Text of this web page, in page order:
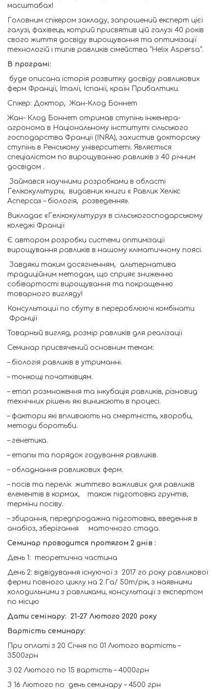
масштабах!
Головним спікером закладу, запрошений експерт цієї
галузі, фахівець, котрий присвятив цій галузі 40 років
свого життя досвіду вирощування та оптимізації
технологій і типів равликів сімейства “Helix Aspersa”.
В програмі:
буде описана історія розвитку досвіду равликових
ферм Франції, Італії, Іспанії, країн Прибалтики.
Спікер: Доктор, Жан-Клод Боннет
Жан- Клод Боннет отримав ступінь інженера-
агронома в Національному інституті сільського
господарства Франції (INRA), захистив докторську
ступінь в Ренському університеті. Являється
спеціалістом по вирощуванню равликів з 40 річним
досвідом .
Займався научними розробками в області
Гелікокультуры, видавник книги « Равлик Хелікс
Асперса» – біологія, розведення».
Викладає «Гелікокультуру» в сільськогосподарському
коледжі Франції
Є автором розробки системи оптимізації
вирощування равликів в нашому кліматичному поясі.
Завдяки таким досягненням, альтернатива
традиційним методам, що сприяє зниженню
собівартості вирощування та покращенню
товарного вигляду!
Консультациї по сбуту в перероблюючі комбінати
Франції
Товарный вигляд, розмір равликів для реалізації
Семинар присвячений основним темам:
– біологія равликів в утриманні.
– тонкощі початківцям.
– етап розмноження та інкубація равликів, різновид
технічних рішень які виникають в процесі.
– фактори які впливають на смертність, хвороби,
методи боротьби.
– генетика.
– етапы та порядок годування равликів.
– обладнання равликових ферм.
– посів та перелік життєво важливих для равликів
елементів в кормах, також підготовка грунтів,
терміни посіву.
– збирання, передпродажна підготовка, введення в
анабіоз, зберігання маточного стада.
Семинар проводится протягом 2 днів :
День 1: теоретична частина
День 2: відвідування існуючої з 2017 го року равликової
ферми повного циклу на 2 Га/ 50т/рік, з наявними
холодильними з равликами, консультації з експертом
по місцю
Дати семінару: 21-27 Лютого 2020 року
Вартість семинару:
При оплаті з 20 Січня по 01 Лютого вартість –
3500грн
З 02 Лютого по 15 вартість – 4000грн
З 16 Лютого по день семинару – 4500 грн